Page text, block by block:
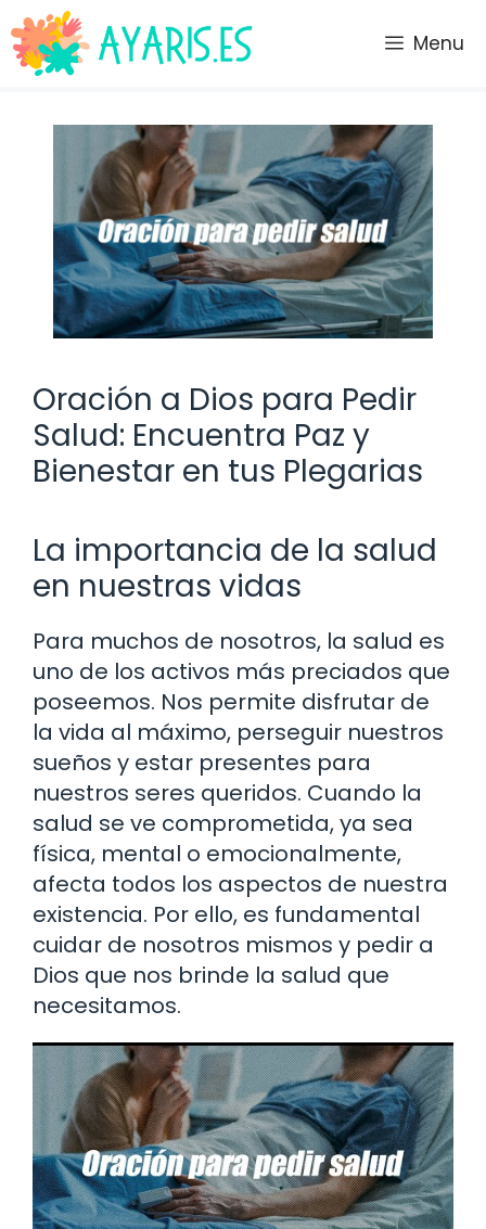
Saltar
al
contenido
Menu
Oración a Dios para Pedir
Salud: Encuentra Paz y
Bienestar en tus Plegarias
La importancia de la salud
en nuestras vidas
Para muchos de nosotros, la salud es
uno de los activos más preciados que
poseemos. Nos permite disfrutar de
la vida al máximo, perseguir nuestros
sueños y estar presentes para
nuestros seres queridos. Cuando la
salud se ve comprometida, ya sea
física, mental o emocionalmente,
afecta todos los aspectos de nuestra
existencia. Por ello, es fundamental
cuidar de nosotros mismos y pedir a
Dios que nos brinde la salud que
necesitamos.